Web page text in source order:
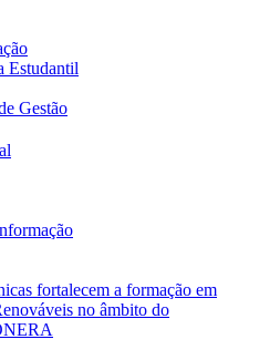
Estudantil
Gestão
fortalecem a formação em
no âmbito do